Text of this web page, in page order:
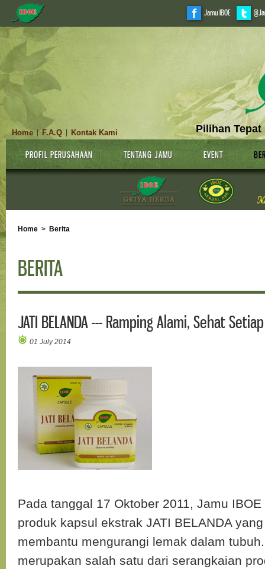
Jamu IBOE
Pilihan Tepat
Home |F.A.Q Kontak Kami
PROFIL PERUSAHAAN TENTANG JAMU EVENT
Home > Berita
BERITA
JATI BELANDA --- Ramping Alami, Sehat
01 July 2014
Pada tanggal 17 Oktober 2011, Jamu
produk kapsul ekstrak JATI BELANDA
membantu mengurangi lemak dalam
merupakan salah satu dari serangkaian